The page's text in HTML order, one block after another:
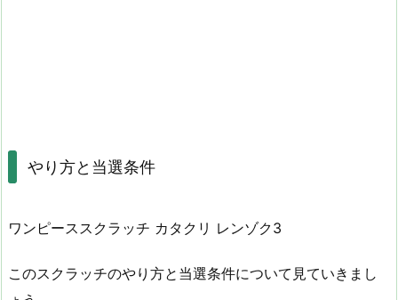
やり方と当選条件
ワンピーススクラッチ カタクリ レンゾク3
このスクラッチのやり方と当選条件について見ていきまし